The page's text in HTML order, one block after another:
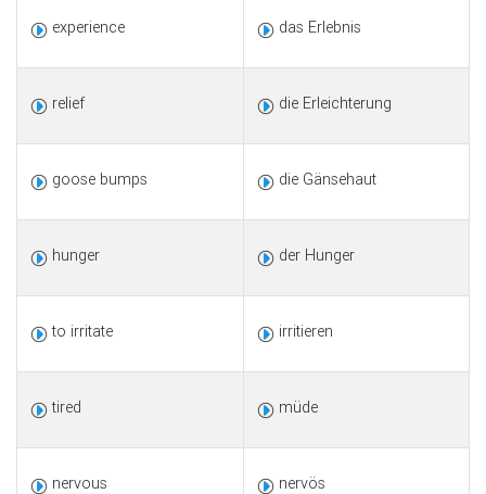
experience das Erlebnis
relief die Erleichterung
goose bumps die Gänsehaut
hunger der Hunger
to irritate irritieren
tired müde
nervous nervös